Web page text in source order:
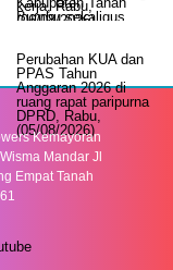
Kemayoran
Mandar Jl
Empat Tanah